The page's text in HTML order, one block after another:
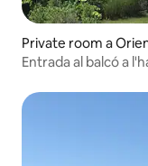
Private room a
Entrada al balcó a